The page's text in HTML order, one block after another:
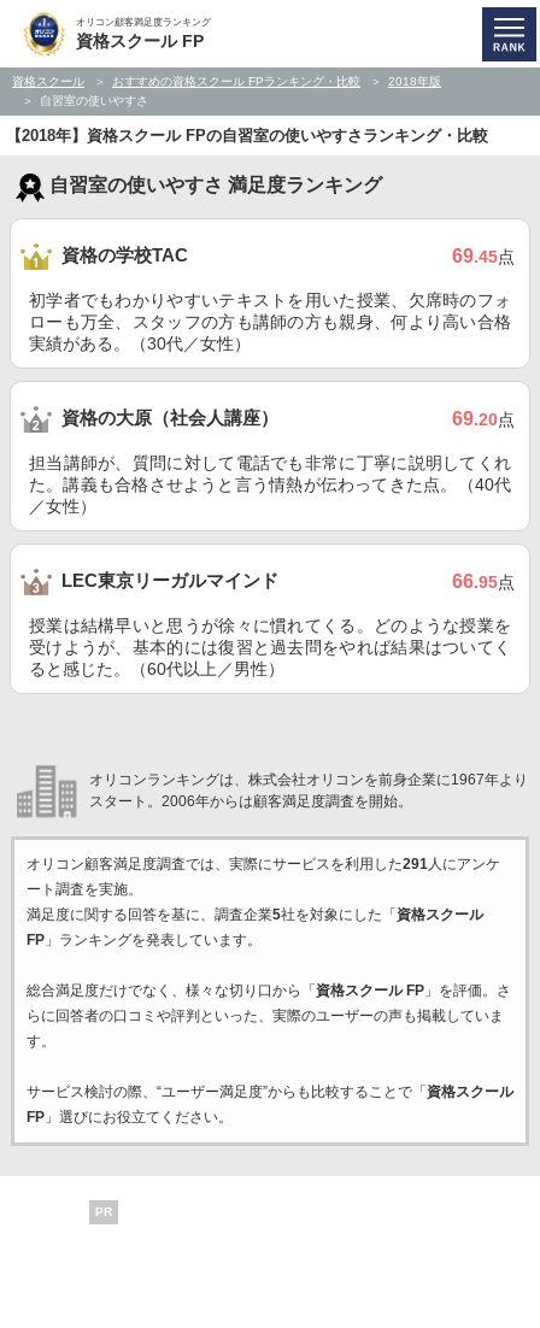
オリコン顧客満足度ランキング
資格スクール FP
資格スクール おすすめの資格スクール FPランキング・比較
2018年版
自習室の使いやすさ
【2018年】資格スクール FPの自習室の使いやすさランキング・比較
自習室の使いやすさ 満足度ランキング
資格の学校TAC 69.45点
初学者でもわかりやすいテキストを用いた授業、欠席時のフォ
ローも万全、スタッフの方も講師の方も親身、何より高い合格
実績がある。（30代／女性）
資格の大原（社会人講座） 69.20点
担当講師が、質問に対して電話でも非常に丁寧に説明してくれ
た。講義も合格させようと言う情熱が伝わってきた点。（40代
／女性）
LEC東京リーガルマインド 66.95点
授業は結構早いと思うが徐々に慣れてくる。どのような授業を
受けようが、基本的には復習と過去問をやれば結果はついてく
ると感じた。（60代以上／男性）
オリコンランキングは、株式会社オリコンを前身企業に1967年より
スタート。2006年からは顧客満足度調査を開始。
オリコン顧客満足度調査では、実際にサービスを利用した291人にアンケ
ート調査を実施。
満足度に関する回答を基に、調査企業5社を対象にした「 資格スクール
FP」ランキングを発表しています。
総合満足度だけでなく、様々な切り口から「 資格スクール FP」を評価。さ
らに回答者の口コミや評判といった、実際のユーザーの声も掲載していま
す。
サービス検討の際、“ユーザー満足度”からも比較することで「 資格スクール
FP」選びにお役立てください。
PR